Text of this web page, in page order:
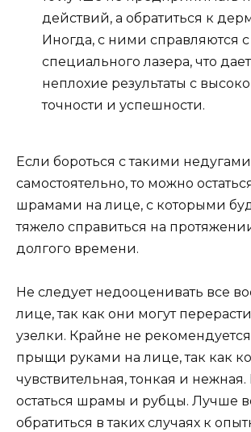
действий, а обратиться к
Иногда, с ними справляются
специального лазера, что
неплохие результаты с
точности и успешности.
Если бороться с такими недугами
самостоятельно, то можно
шрамами на лице, с которыми
тяжело справиться на
долгого времени.
Не следует недооценивать все
лице, так как они могут
узелки. Крайне не
прыщи руками на лице, так как
чувствительная, тонкая и нежная.
остаться шрамы и рубцы. Лучше
обратиться в таких случаях к